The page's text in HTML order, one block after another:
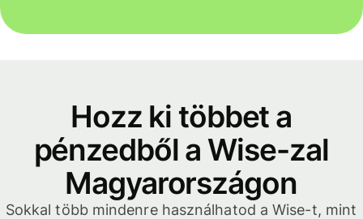
Hozz ki többet a
pénzedből a Wise-zal
Magyarországon
Sokkal több mindenre használhatod a Wise-t, mint